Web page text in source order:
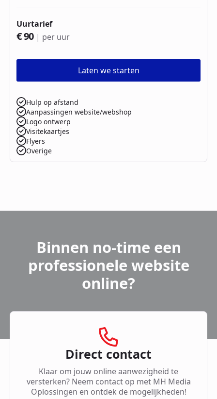
Uurtarief
€ 90 | per uur
Laten we starten
Hulp op afstand
Aanpassingen website/webshop
Logo ontwerp
Visitekaartjes
Flyers
Overige
Binnen no-time een
professionele website
online?
Direct contact
Klaar om jouw online aanwezigheid te
versterken? Neem contact op met MH Media
Oplossingen en ontdek de mogelijkheden!